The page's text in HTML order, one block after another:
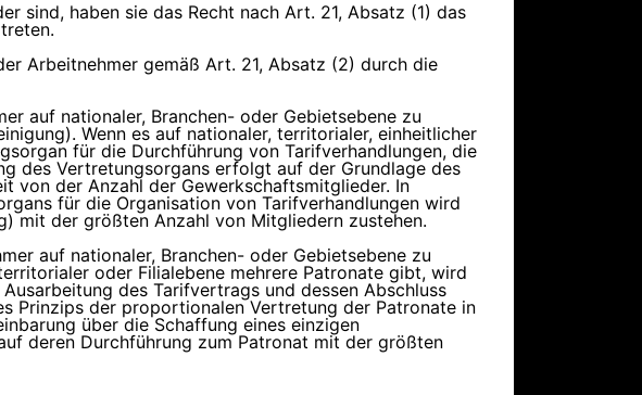
sind, haben sie das Recht nach Art. 21, Absatz (1) das
Arbeitnehmer gemäß Art. 21, Absatz (2) durch die
auf nationaler, Branchen- oder Gebietsebene zu
Wenn es auf nationaler, territorialer, einheitlicher
für die Durchführung von Tarifverhandlungen, die
des Vertretungsorgans erfolgt auf der Grundlage des
von der Anzahl der Gewerkschaftsmitglieder. In
für die Organisation von Tarifverhandlungen wird
mit der größten Anzahl von Mitgliedern zustehen.
auf nationaler, Branchen- oder Gebietsebene zu
oder Filialebene mehrere Patronate gibt, wird
des Tarifvertrags und dessen Abschluss
Prinzips der proportionalen Vertretung der Patronate in
über die Schaffung eines einzigen
deren Durchführung zum Patronat mit der größten